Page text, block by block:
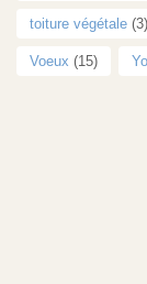
toiture végétale (3)
Voeux (15)